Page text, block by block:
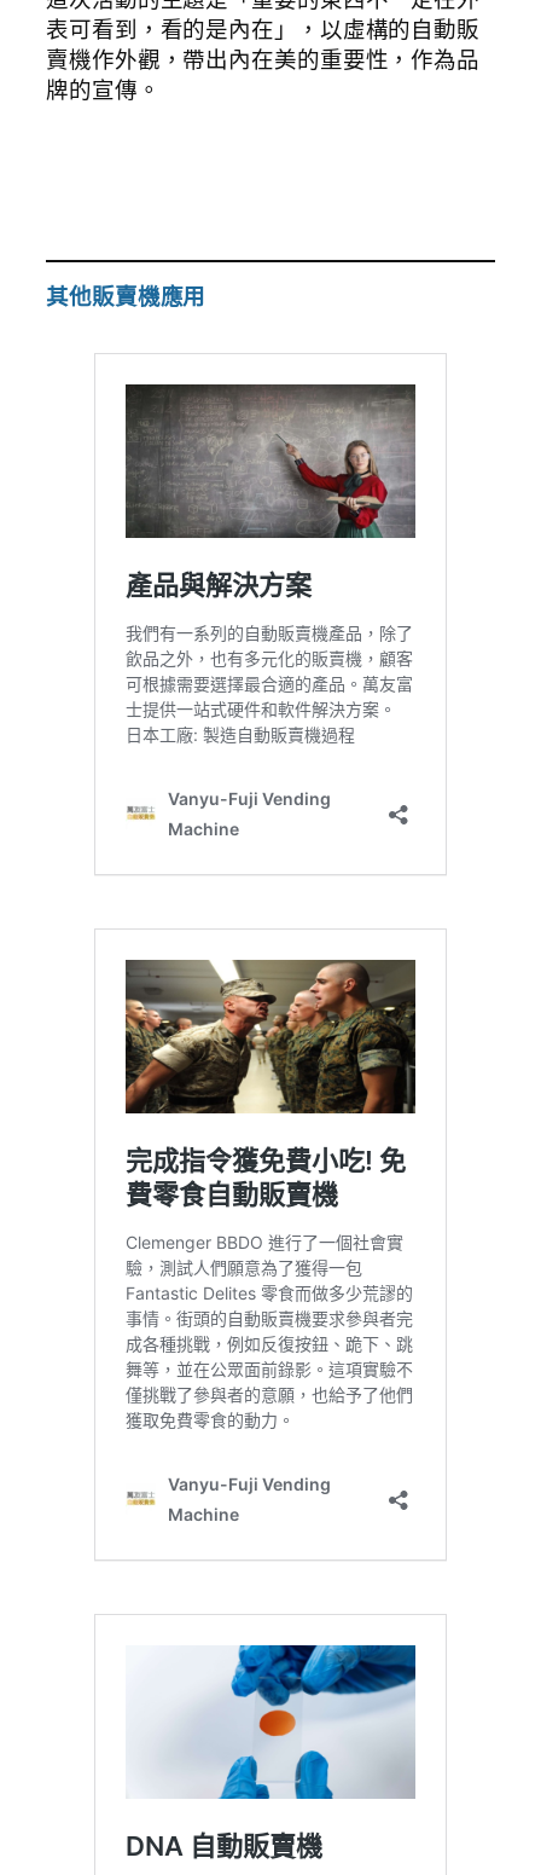
表可看到，看的是內在」，以虛構的自動販
賣機作外觀，帶出內在美的重要性，作為品
牌的宣傳。
其他販賣機應用